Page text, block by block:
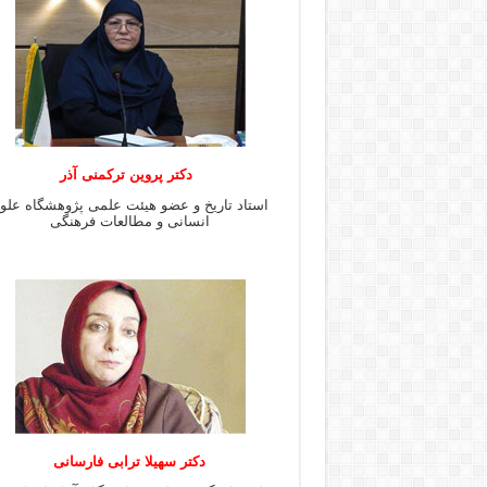
دکتر پروین ترکمنی آذر
استاد تاریخ و عضو هیئت علمی پژوهشگاه
انسانی و مطالعات فرهنگى
دکتر سهیلا ترابی فارسانی